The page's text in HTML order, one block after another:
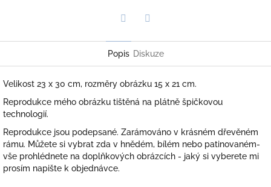
Popis Diskuze
Velikost 23 x 30 cm, rozměry obrázku 15 x 21 cm.
Reprodukce mého obrázku tištěná na plátně špičkovou
technologií.
Reprodukce jsou podepsané. Zarámováno v krásném dřevěném
rámu. Můžete si vybrat zda v hnědém, bílém nebo patinovaném-
vše prohlédnete na doplňkových obrázcích - jaký si vyberete mi
prosím napište k objednávce.